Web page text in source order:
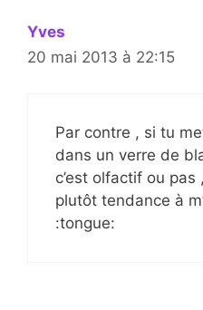
Yves
20 mai 2013 à 22:15
Par contre , si tu
dans un verre de
c’est olfactif ou
plutôt tendance à
:tongue: